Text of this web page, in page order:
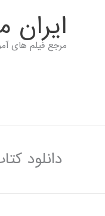
ايران
مرجع فیلم های